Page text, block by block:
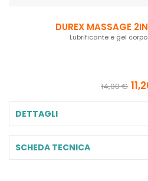
DUREX MASSAGE
Lubrificante e gel
14,00 €
DETTAGLI
SCHEDA TECNICA